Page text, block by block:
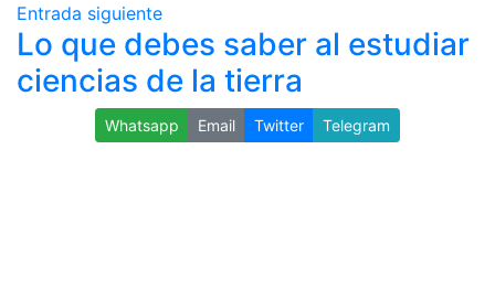
Entrada siguiente
Lo que debes saber al estudiar
ciencias de la tierra
Whatsapp Email Twitter Telegram